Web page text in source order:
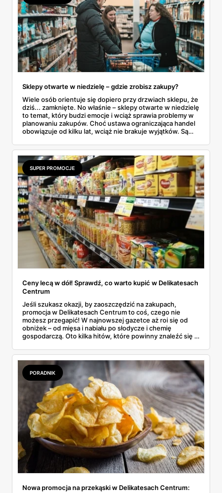
Sklepy otwarte w niedzielę – gdzie zrobisz zakupy?
Wiele osób orientuje się dopiero przy drzwiach sklepu, że
dziś... zamknięte. No właśnie – sklepy otwarte w niedzielę
to temat, który budzi emocje i wciąż sprawia problemy w
planowaniu zakupów. Choć ustawa ograniczająca handel
obowiązuje od kilku lat, wciąż nie brakuje wyjątków. Są
jak to wygląda w praktyce? Czy mały osiedlowy sklepik
może działać? A co z Żabką czy stacjami benzynowymi? W
tym artykule rozwiewamy wątpliwości i pokazujemy, gdzie
w niedzielę można coś kupić – bez nerwów i krążenia po
mieście.
SUPER PROMOCJE
Ceny lecą w dół! Sprawdź, co warto kupić w Delikatesach
Centrum
Jeśli szukasz okazji, by zaoszczędzić na zakupach,
promocja w Delikatesach Centrum to coś, czego nie
możesz przegapić! W najnowszej gazetce aż roi się od
obniżek – od mięsa i nabiału po słodycze i chemię
gospodarczą. Oto kilka hitów, które powinny znaleźć się w
PORADNIK
Nowa promocja na przekąski w Delikatesach Centrum: